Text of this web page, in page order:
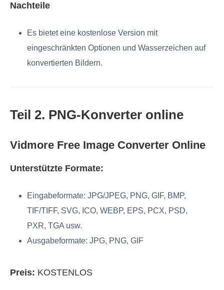
Nachteile
Es bietet eine kostenlose Version mit
eingeschränkten Optionen und Wasserzeichen auf
konvertierten Bildern.
Teil 2. PNG‑Konverter online
Vidmore Free Image Converter Online
Unterstützte Formate:
Eingabeformate: JPG/JPEG, PNG, GIF, BMP,
TIF/TIFF, SVG, ICO, WEBP, EPS, PCX, PSD,
PXR, TGA usw.
Ausgabeformate: JPG, PNG, GIF
Preis: KOSTENLOS